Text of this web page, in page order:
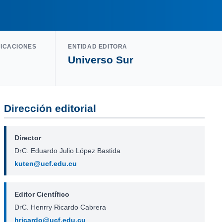
ENTIDAD EDITORA
Universo Sur
Dirección editorial
Director
DrC. Eduardo Julio López Bastida
kuten@ucf.edu.cu
Editor Científico
DrC. Henrry Ricardo Cabrera
hricardo@ucf.edu.cu